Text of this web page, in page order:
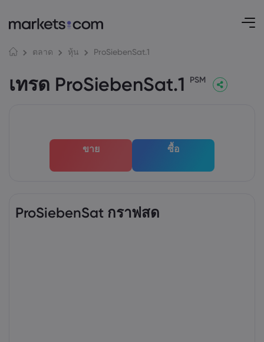
ตลาด หุ้น ProSiebenSat.1
เทรด ProSiebenSat.1 PSM
ขาย ซื้อ
ProSiebenSat กราฟสด